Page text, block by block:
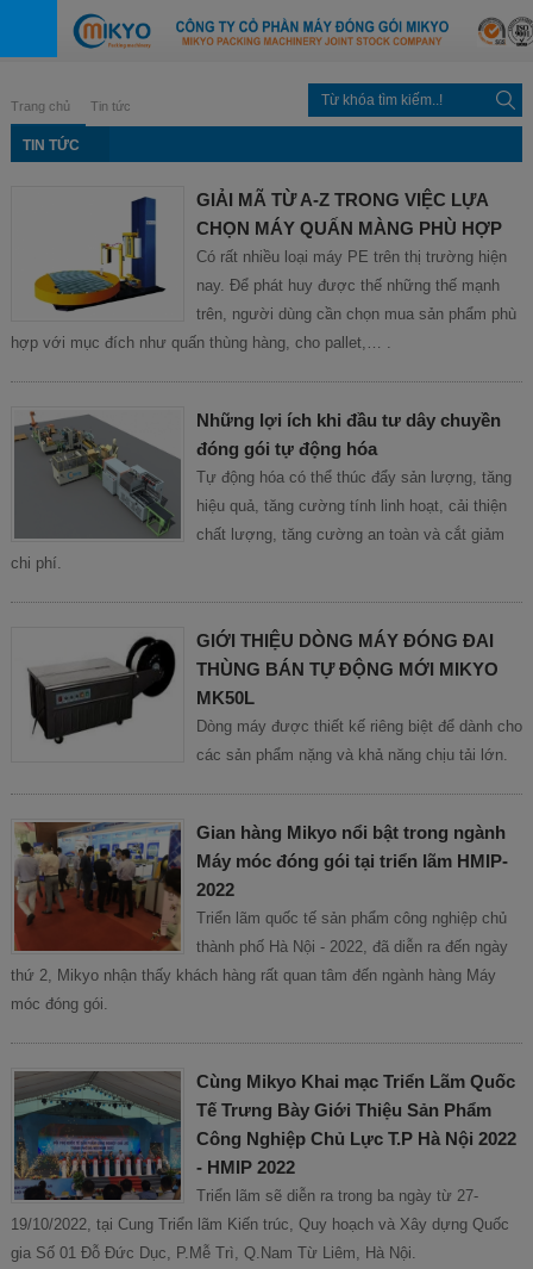
Trang chủ Tin tức
TIN TỨC
GIẢI MÃ TỪ A-Z TRONG VIỆC LỰA
CHỌN MÁY QUẤN MÀNG PHÙ HỢP
Có rất nhiều loại máy PE trên thị trường hiện
nay. Để phát huy được thế những thế mạnh
trên, người dùng cần chọn mua sản phẩm phù
hợp với mục đích như quấn thùng hàng, cho pallet,… .
Những lợi ích khi đầu tư dây chuyền
đóng gói tự động hóa
Tự động hóa có thể thúc đẩy sản lượng, tăng
hiệu quả, tăng cường tính linh hoạt, cải thiện
chất lượng, tăng cường an toàn và cắt giảm
chi phí.
GIỚI THIỆU DÒNG MÁY ĐÓNG ĐAI
THÙNG BÁN TỰ ĐỘNG MỚI MIKYO
MK50L
Dòng máy được thiết kế riêng biệt để dành cho
các sản phẩm nặng và khả năng chịu tải lớn.
Gian hàng Mikyo nổi bật trong ngành
Máy móc đóng gói tại triển lãm HMIP-
2022
Triển lãm quốc tế sản phẩm công nghiệp chủ
thành phố Hà Nội - 2022, đã diễn ra đến ngày
thứ 2, Mikyo nhận thấy khách hàng rất quan tâm đến ngành hàng Máy
móc đóng gói.
Cùng Mikyo Khai mạc Triển Lãm Quốc
Tế Trưng Bày Giới Thiệu Sản Phẩm
Công Nghiệp Chủ Lực T.P Hà Nội 2022
- HMIP 2022
Triển lãm sẽ diễn ra trong ba ngày từ 27-
19/10/2022, tại Cung Triển lãm Kiến trúc, Quy hoạch và Xây dựng Quốc
gia Số 01 Đỗ Đức Dục, P.Mễ Trì, Q.Nam Từ Liêm, Hà Nội.